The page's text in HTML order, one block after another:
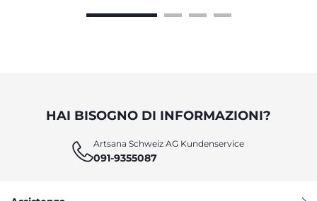
HAI BISOGNO DI INFORMAZIONI?
Artsana Schweiz AG Kundenservice
091-9355087